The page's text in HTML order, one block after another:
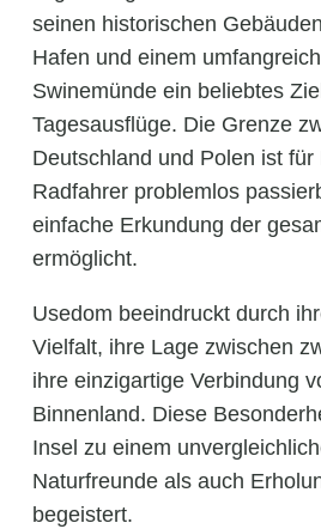
seinen historischen
Hafen und einem
Swinemünde ein beliebtes
Tagesausflüge. Die Grenze
Deutschland und Polen ist
Radfahrer problemlos
einfache Erkundung der
ermöglicht.
Usedom beeindruckt durch
Vielfalt, ihre Lage zwischen
ihre einzigartige Verbindung
Binnenland. Diese
Insel zu einem
Naturfreunde als auch
begeistert.